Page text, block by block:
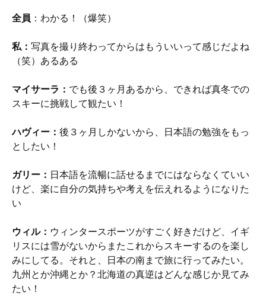
全員 ：わかる！（爆笑）
私： 写真を撮り終わってからはもういいって感じだよね
（笑）あるある
マイサーラ： でも後３ヶ月あるから、できれば真冬での
スキーに挑戦して観たい！
ハヴィー： 後３ヶ月しかないから、日本語の勉強をもっ
としたい！
ガリー： 日本語を流暢に話せるまでにはならなくていい
けど、楽に自分の気持ちや考えを伝えれるようになりた
い
ウィル： ウィンタースポーツがすごく好きだけど、イギ
リスには雪がないからまたこれからスキーするのを楽し
みにしてる。それと、日本の南まで旅に行ってみたい。
九州とか沖縄とか？北海道の真逆はどんな感じか見てみ
たい！